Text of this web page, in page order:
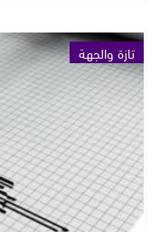
تازة والجهة